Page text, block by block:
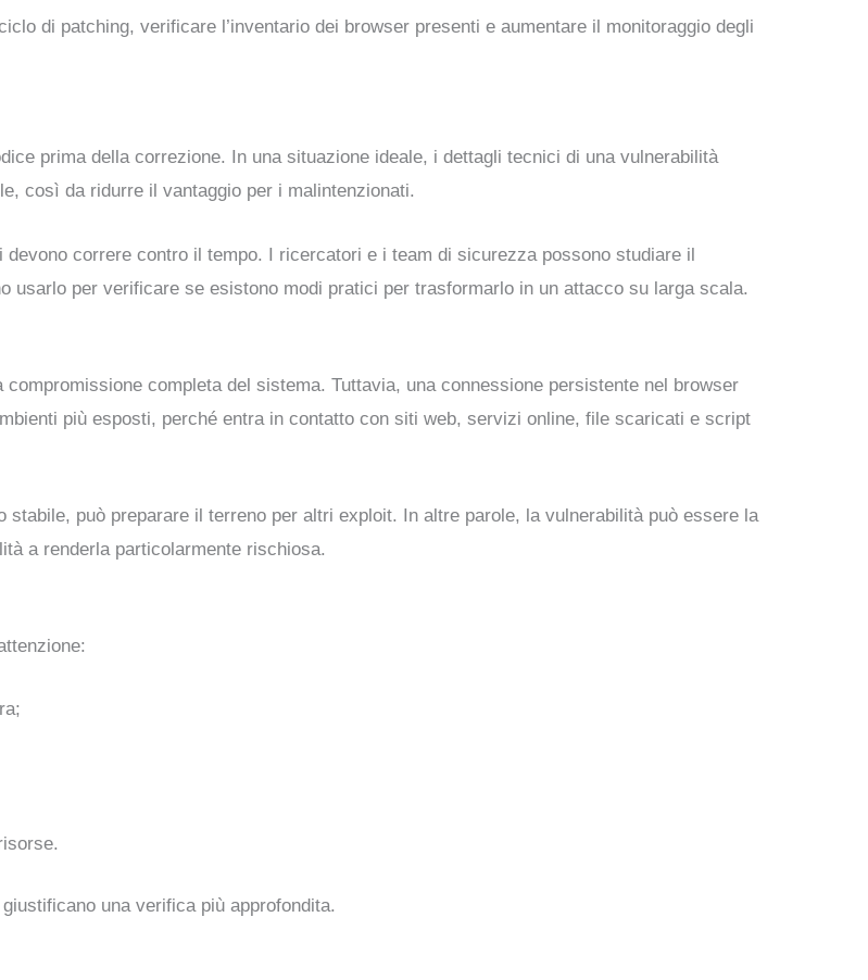
di patching, verificare l’inventario dei browser presenti e aumentare il monitoraggio degli
prima della correzione. In una situazione ideale, i dettagli tecnici di una vulnerabilità
così da ridurre il vantaggio per i malintenzionati.
correre contro il tempo. I ricercatori e i team di sicurezza possono studiare il
usarlo per verificare se esistono modi pratici per trasformarlo in un attacco su larga scala.
completa del sistema. Tuttavia, una connessione persistente nel browser
più esposti, perché entra in contatto con siti web, servizi online, file scaricati e script
stabile, può preparare il terreno per altri exploit. In altre parole, la vulnerabilità può essere la
a renderla particolarmente rischiosa.
una verifica più approfondita.